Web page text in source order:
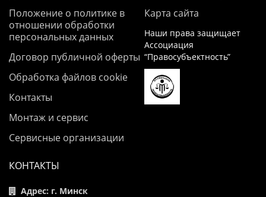
Положение о политике в
отношении обработки
персональных данных
Договор публичной оферты
Обработка файлов cookie
Контакты
Монтаж и сервис
Сервисные организации
Карта сайта
Наши права защищает
Ассоциация
“Правосубъектность”
КОНТАКТЫ
Адрес: г. Минск